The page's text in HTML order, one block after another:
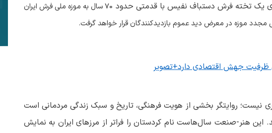
یک تخته فرش دستباف نفیس با قدمتی حدود ۷۰سال به موزه ملی فرش ایران
مجدد موزه در معرض دید عموم بازدیدکنندگان قرار خواهد گرفت.
ظرفیت جهش اقتصادی دارد+تصویر
نیست؛ روایتگر بخشی از هویت فرهنگی، تاریخ و سبک زندگی مردمانی است
هنر-صنعت سال‌هاست نام کردستان را فراتر از مرزهای ایران به نمایش